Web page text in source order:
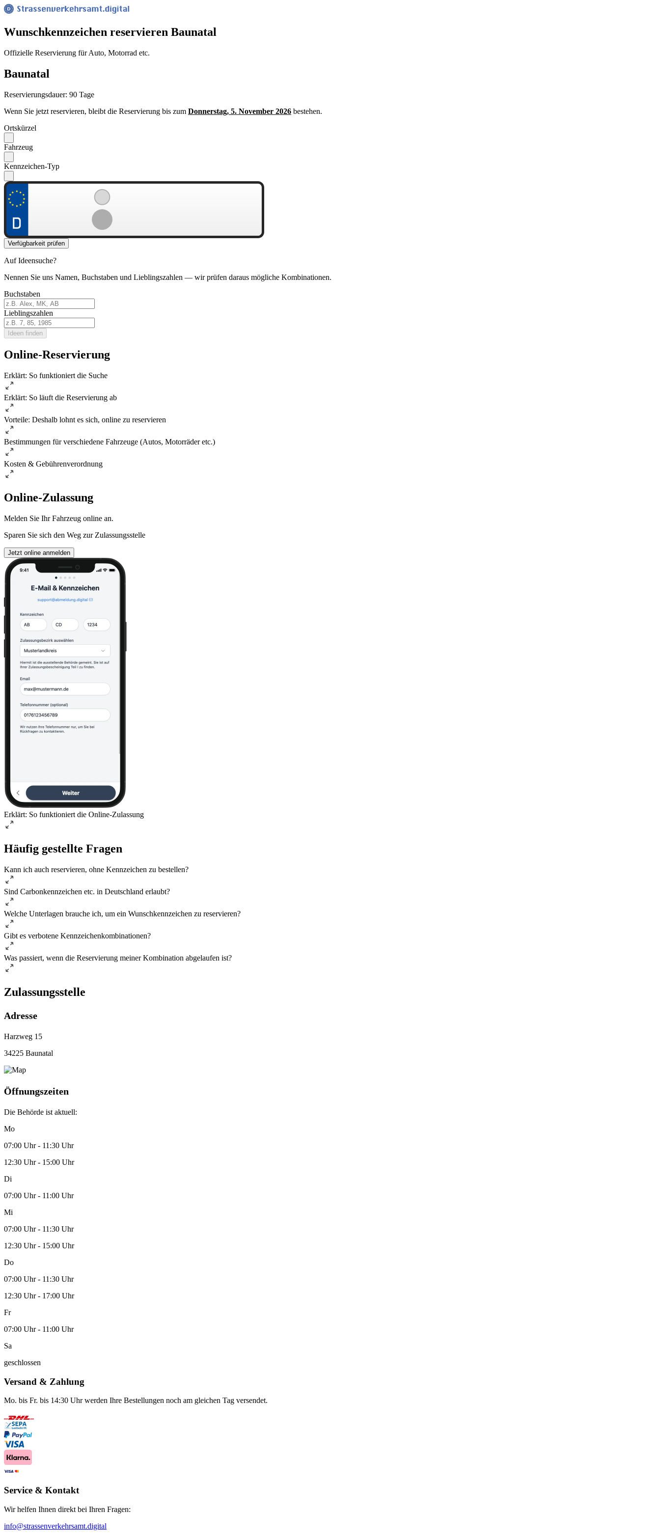
Wunsch­kennzeichen reservieren Baunatal
Offizielle Reservierung für Auto, Motorrad etc.
Baunatal
Reservierungsdauer: 90 Tage
Wenn Sie jetzt reservieren, bleibt die Reservierung bis zum Donnerstag, 5. November 2026 bestehen.
Ortskürzel
Fahrzeug
Kennzeichen-Typ
Verfügbarkeit prüfen
Auf Ideensuche?
Nennen Sie uns Namen, Buchstaben und Lieblingszahlen — wir prüfen daraus mögliche Kombinationen.
Buchstaben
Lieblingszahlen
Ideen finden
Online-Reservierung
Erklärt: So funktioniert die Suche
Erklärt: So läuft die Reservierung ab
Vorteile: Deshalb lohnt es sich, online zu reservieren
Bestimmungen für verschiedene Fahrzeuge (Autos, Motorräder etc.)
Kosten & Gebührenverordnung
Online-Zulassung
Melden Sie Ihr Fahrzeug online an.
Sparen Sie sich den Weg zur Zulassungsstelle
Jetzt online anmelden
Erklärt: So funktioniert die Online-Zulassung
Häufig gestellte Fragen
Kann ich auch reservieren, ohne Kennzeichen zu bestellen?
Sind Carbonkennzeichen etc. in Deutschland erlaubt?
Welche Unterlagen brauche ich, um ein Wunschkennzeichen zu reservieren?
Gibt es verbotene Kennzeichenkombinationen?
Was passiert, wenn die Reservierung meiner Kombination abgelaufen ist?
Zulassungsstelle
Adresse
Harzweg 15
34225 Baunatal
Öffnungszeiten
Die Behörde ist aktuell:
Mo
07:00 Uhr - 11:30 Uhr
12:30 Uhr - 15:00 Uhr
Di
07:00 Uhr - 11:00 Uhr
Mi
07:00 Uhr - 11:30 Uhr
12:30 Uhr - 15:00 Uhr
Do
07:00 Uhr - 11:30 Uhr
12:30 Uhr - 17:00 Uhr
Fr
07:00 Uhr - 11:00 Uhr
Sa
geschlossen
Versand & Zahlung
Mo. bis Fr. bis 14:30 Uhr werden Ihre Bestellungen noch am gleichen Tag versendet.
Service & Kontakt
Wir helfen Ihnen direkt bei Ihren Fragen:
info@strassenverkehrsamt.digital